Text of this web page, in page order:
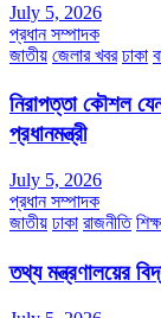
July 5, 2026
প্রধান সম্পাদক
জাতীয় জেলার খবর ঢাকা
নিরাপত্তা কৌশল
প্রধানমন্ত্রী
July 5, 2026
প্রধান সম্পাদক
জাতীয় ঢাকা রাজনীতি
তথ্য মন্ত্রণালয়ের